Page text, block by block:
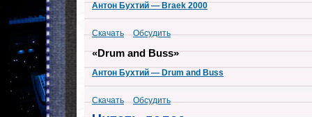
Антон Бухтий — Braek 2000
Скачать Обсудить
«Drum and Buss»
Антон Бухтий — Drum and Buss
Скачать Обсудить